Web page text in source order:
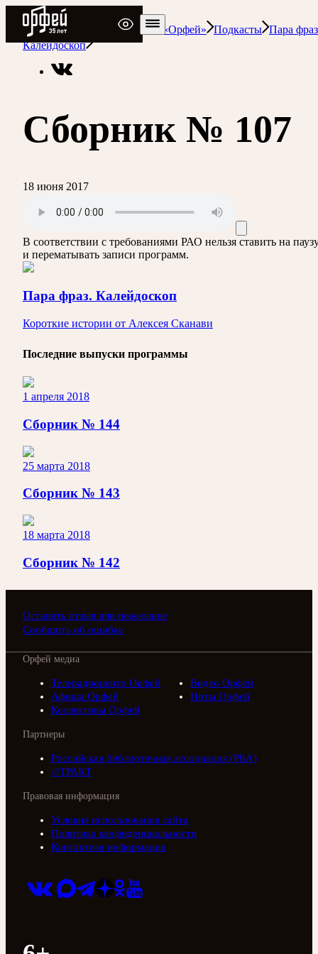
Радио Орфей
Радио классической музыки «Орфей»
Подкасты Пара
Калейдоскоп
Сборник № 107
18 июня 2017
В соответствии с требованиями РАО нельзя ставить на
и перематывать записи программ.
Пара фраз. Калейдоскоп
Короткие истории от Алексея Сканави
Последние выпуски программы
1 апреля 2018
Сборник № 144
25 марта 2018
Сборник № 143
18 марта 2018
Сборник № 142
Оставить отзыв или пожелание
Сообщить об ошибке
Орфей медиа
Телерадиоцентр Орфей
Видео Орфей
Афиша Орфей
Ноты Орфей
Коллективы Орфей
Партнеры
Российская библиотечная ассоциация (РБА)
///ТРАКТ
Правовая информация
Условия использования сайта
Политика конфиденциальности
Контактная информация